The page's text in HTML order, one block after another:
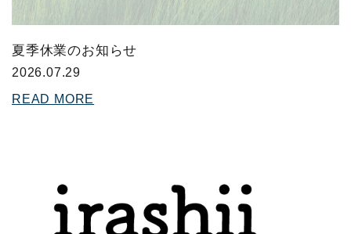
夏季休業のお知らせ
2026.07.29
READ MORE